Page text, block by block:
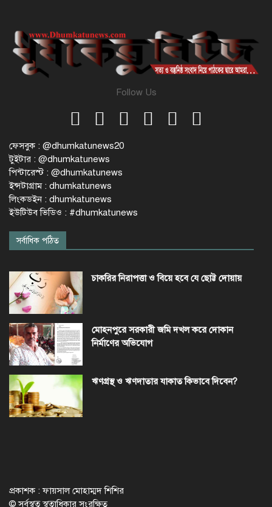
Follow Us
ফেসবুক : @dhumkatunews20
টুইটার : @dhumkatunews
পিন্টারেস্ট : @dhumkatunews
ইন্সটাগ্রাম : dhumkatunews
লিংকডইন : dhumkatunews
ইউটিউব ভিডিও : #dhumkatunews
সর্বাধিক পঠিত
চাকরির নিরাপত্তা ও বিয়ে হবে যে ছোট্ট দোয়ায়
মোহনপুরে সরকারী জমি দখল করে দোকান
নির্মাণের অভিযোগ
ঋণগ্রস্থ ও ঋণদাতার যাকাত কিভাবে দিবেন?
প্রকাশক : ফায়সাল মোহাম্মদ শিশির
© সর্বস্বত্ব স্বত্বাধিকার সংরক্ষিত